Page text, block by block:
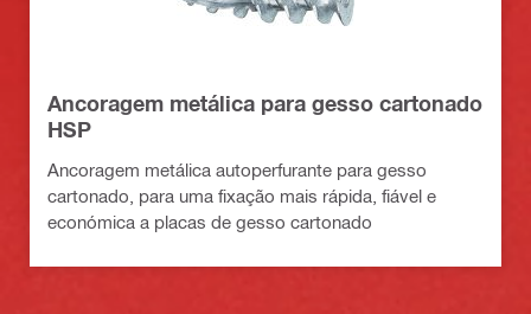
Ancoragem metálica para gesso cartonado
HSP
Ancoragem metálica autoperfurante para gesso
cartonado, para uma fixação mais rápida, fiável e
económica a placas de gesso cartonado